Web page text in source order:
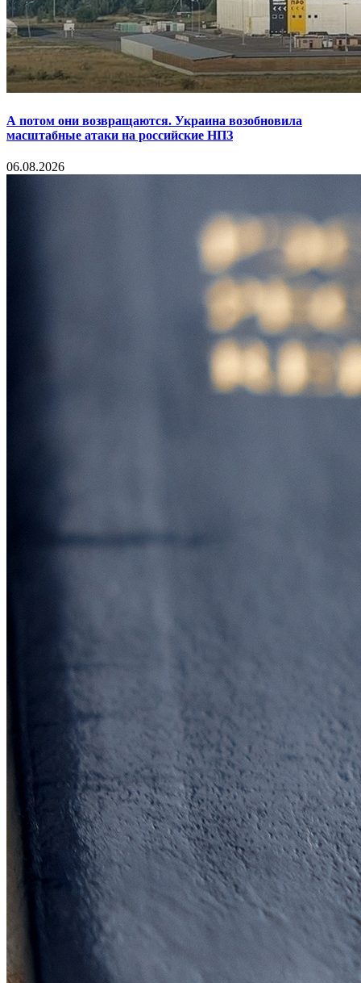
А потом они возвращаются. Украина возобновила
масштабные атаки на российские НПЗ
06.08.2026